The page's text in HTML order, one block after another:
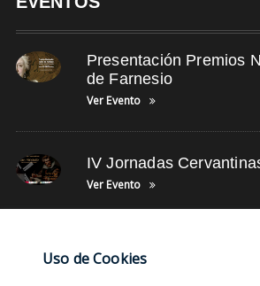
Presentación Premios
de Farnesio
Ver Evento
IV Jornadas
Ver Evento
NUBE DE TAGS
Uso de Cookies